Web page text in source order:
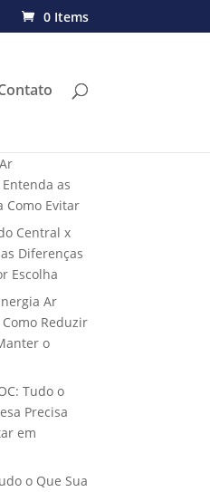
0 Items
as
Como Evitar
Central x
Diferenças
Escolha
Ar
Reduzir
o
Tudo o
Precisa
em
o Que Sua